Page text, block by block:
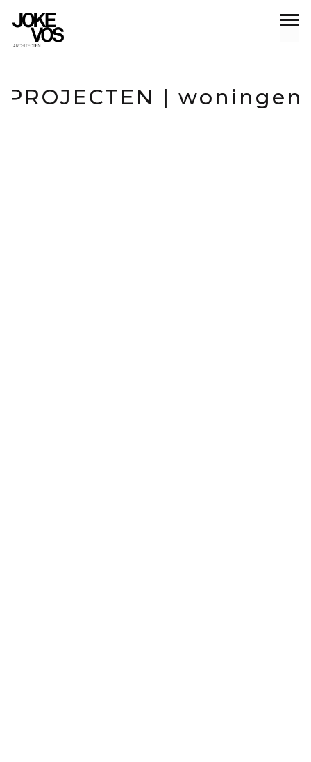
woningen